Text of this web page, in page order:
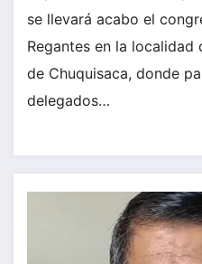
se llevará acabo el
Regantes en la
de Chuquisaca, donde
delegados…